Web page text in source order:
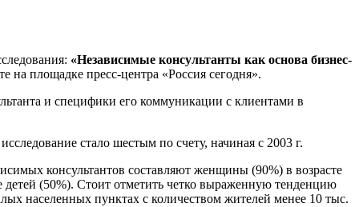
«Независимые консультанты как основа бизнес-
на площадке пресс-центра «Россия сегодня».
и специфики его коммуникации с клиентами в
стало шестым по счету, начиная с 2003 г.
консультантов составляют женщины (90%) в возрасте
(50%). Стоит отметить четко выраженную тенденцию
населенных пунктах с количеством жителей менее 10 тыс.